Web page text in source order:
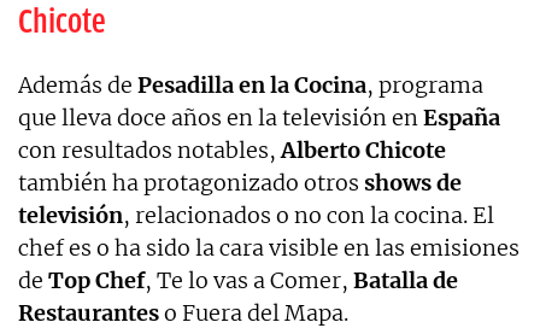
Chicote
Además de Pesadilla en la Cocina, programa
que lleva doce años en la televisión enEspaña
con resultados notables,Alberto Chicote
también ha protagonizado otros shows de
televisión, relacionados o no con la cocina. El
chef es o ha sido la cara visible en las emisiones
de Top Chef, Te lo vas a Comer, Batalla de
Restauranteso Fuera del Mapa.